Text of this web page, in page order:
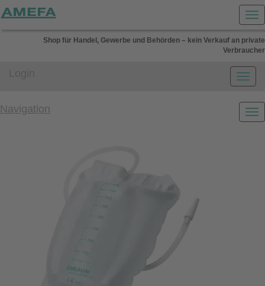
Shop für Handel, Gewerbe und Behörden – kein Verkauf an private
Verbraucher
Navigation